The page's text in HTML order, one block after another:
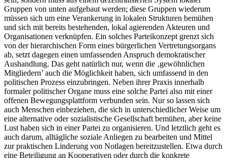
Gruppen von unten aufgebaut werden; diese Gruppen wiederum
müssen sich um eine Verankerung in lokalen Strukturen bemühen
und sich mit bereits bestehenden, lokal agierenden Akteuren und
Organisationen verknüpfen. Ein solches Parteikonzept grenzt sich
von der hierarchischen Form eines bürgerlichen Vertretungsorgans
ab, setzt dagegen einen umfassenden Anspruch demokratischer
Aushandlung. Das geht natürlich nur, wenn die ‚gewöhnlichen
Mitgliedern’ auch die Möglichkeit haben, sich umfassend in den
politischen Prozess einzubringen. Neben ihrer Praxis innerhalb
formaler politischer Organe muss eine solche Partei also mit einer
offenen Bewegungsplattform verbunden sein. Nur so lassen sich
auch Menschen einbeziehen, die sich in unterschiedlicher Weise um
eine alternative oder sozialistische Gesellschaft bemühen, aber keine
Lust haben sich in einer Partei zu organisieren. Und letztlich geht es
auch darum, alltägliche soziale Anliegen zu bearbeiten und Mittel
zur praktischen Linderung von Notlagen bereitzustellen. Etwa durch
eine Beteiligung an Kooperativen oder durch die konkrete